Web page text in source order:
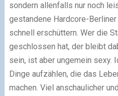
sondern allenfalls nur noch
gestandene Hardcore-
schnell erschüttern. Wer die
geschlossen hat, der bleibt
sein, ist aber ungemein sexy.
Dinge aufzählen, die das
machen. Viel anschaulicher